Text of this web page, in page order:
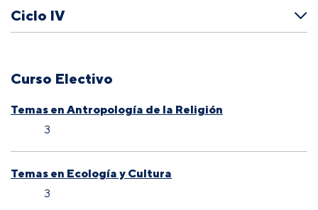
Ciclo IV
Curso Electivo
Temas en Antropología de la Religión
3
Temas en Ecología y Cultura
3